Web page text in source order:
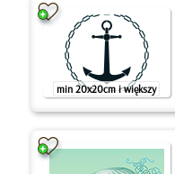
min 20x20cm i większy